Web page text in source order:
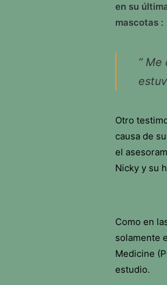
en su
mascotas :
“
Otro
causa de
el
Nicky y su
Como en
solamente
Medicine
estudio.